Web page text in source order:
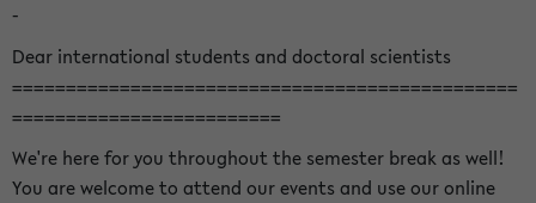
-
Dear international students and doctoral scientists
===============================================
=========================
We're here for you throughout the semester break as well!
You are welcome to attend our events and use our online